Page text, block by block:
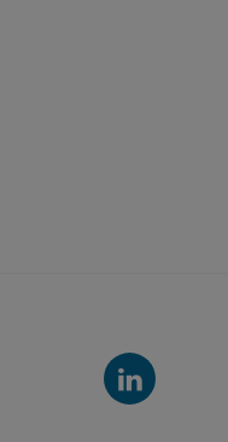
LinkedIn-
Kanal